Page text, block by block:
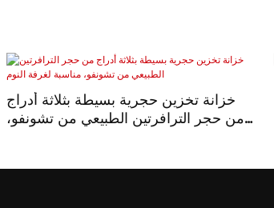
خزانة تخزين حجرية بسيطة بثلاثة أدراج
من حجر الترافرتين الطبيعي من تشونفو،